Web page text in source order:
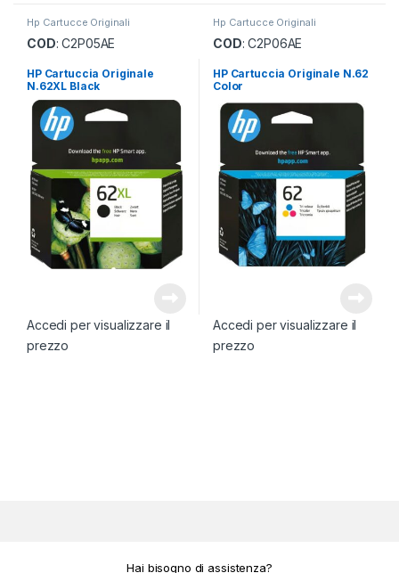
Hp Cartucce Originali
COD: C2P05AE
HP Cartuccia Originale
N.62XL Black
Accedi per visualizzare il
prezzo
Hp Cartucce Originali
COD: C2P06AE
HP Cartuccia Originale N.62
Color
Accedi per visualizzare il
prezzo
Hai bisogno di assistenza?